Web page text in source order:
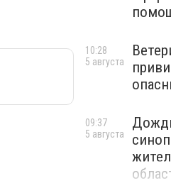
10:28
5 августа
09:37
5 августа